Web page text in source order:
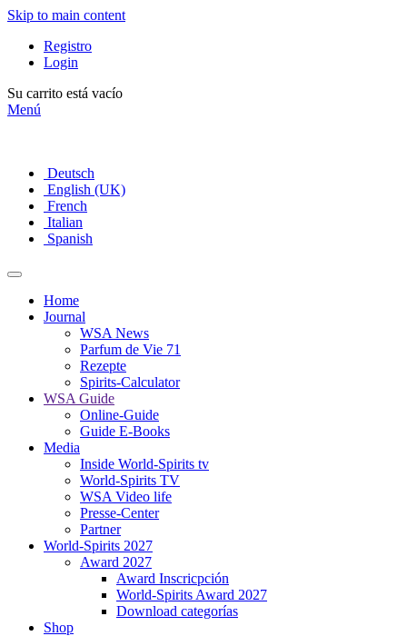
Skip to main content
Registro
Login
Su carrito está vacío
Menú
Deutsch
English (UK)
French
Italian
Spanish
Home
Journal
WSA News
Parfum de Vie 71
Rezepte
Spirits-Calculator
WSA Guide
Online-Guide
Guide E-Books
Media
Inside World-Spirits tv
World-Spirits TV
WSA Video life
Presse-Center
Partner
World-Spirits 2027
Award 2027
Award Inscricpción
World-Spirits Award 2027
Download categorías
Shop